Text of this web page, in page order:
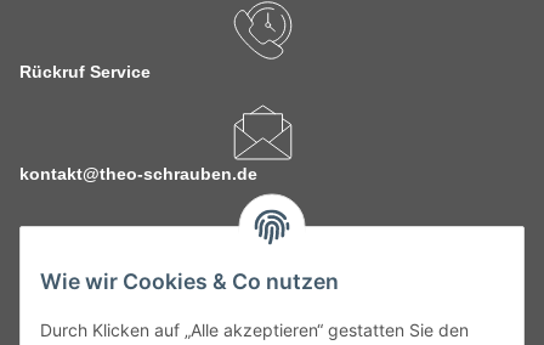
Wie wir Cookies & Co nutzen
Durch Klicken auf „Alle akzeptieren“ gestatten Sie den
Rückruf Service
kontakt@theo-schrauben.de